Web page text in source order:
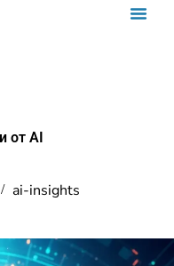
от AI
ai-insights